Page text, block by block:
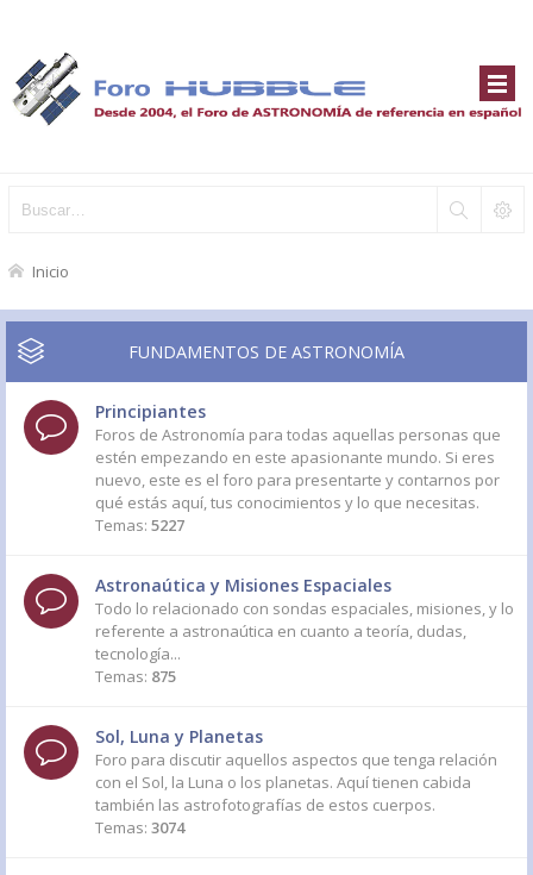
Inicio
FUNDAMENTOS DE ASTRONOMÍA
Principiantes
Foros de Astronomía para todas aquellas personas que
estén empezando en este apasionante mundo. Si eres
nuevo, este es el foro para presentarte y contarnos por
qué estás aquí, tus conocimientos y lo que necesitas.
Temas: 5227
Astronaútica y Misiones Espaciales
Todo lo relacionado con sondas espaciales, misiones, y lo
referente a astronaútica en cuanto a teoría, dudas,
tecnología...
Temas: 875
Sol, Luna y Planetas
Foro para discutir aquellos aspectos que tenga relación
con el Sol, la Luna o los planetas. Aquí tienen cabida
también las astrofotografías de estos cuerpos.
Temas: 3074